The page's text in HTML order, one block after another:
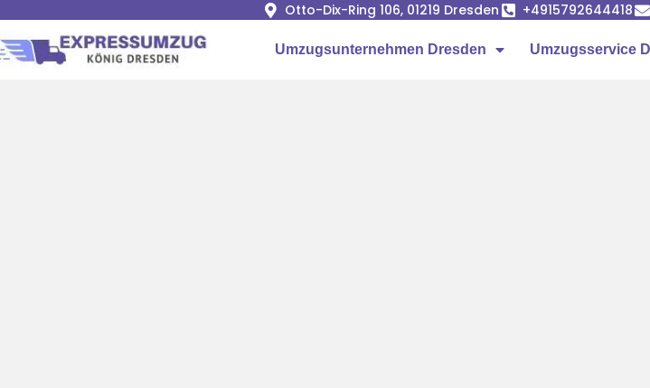
Otto-Dix-Ring 106, 01219 Dresden +4915792644418
Umzugsunternehmen Dresden Umzugsservice